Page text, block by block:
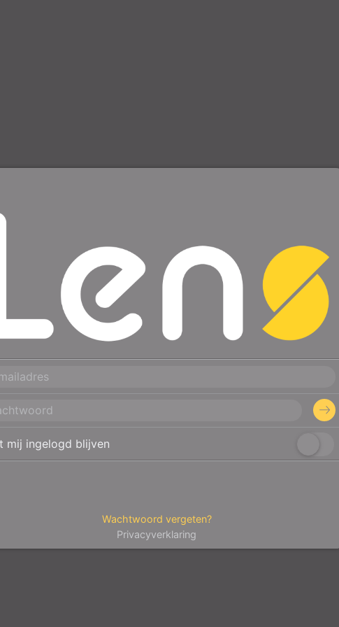
mij ingelogd blijven
Wachtwoord vergeten?
Privacyverklaring